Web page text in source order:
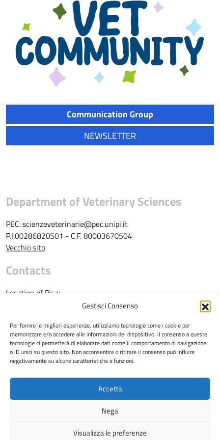
Gestisci Consenso
Per fornire le migliori esperienze, utilizziamo tecnologie come i cookie per
memorizzare e/o accedere alle informazioni del dispositivo. Il consenso a queste
tecnologie ci permetterà di elaborare dati come il comportamento di navigazione
o ID unici su questo sito. Non acconsentire o ritirare il consenso può influire
negativamente su alcune caratteristiche e funzioni.
Accetta
Nega
Visualizza le preferenze
Communication Group
NEWSLETTER
Department of Veterinary Sciences
PEC: scienzeveterinarie@pec.unipi.it
P.I.00286820501 - C.F. 80003670504
Vecchio sito
Contacts
Location of Pisa:
Telephone: 050 2216725
e-mail:direzione@vet.unipi.it
Location of San Piero a Grado:
direzione.sanitaria@vet.unipi.it